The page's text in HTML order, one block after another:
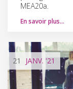
MEA20a.
En savoir plus…
21 JANV. '21